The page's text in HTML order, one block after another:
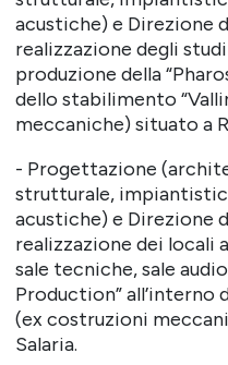
acustiche) e Direzione
realizzazione degli
produzione della
dello stabilimento
meccaniche) situato a
- Progettazione
strutturale,
acustiche) e Direzione
realizzazione dei locali
sale tecniche, sale
Production” all’interno
(ex costruzioni
Salaria.